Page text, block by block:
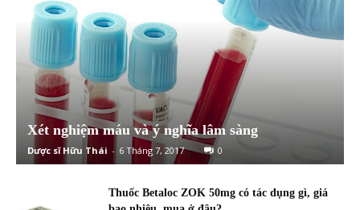
Xét nghiệm máu và ý nghĩa lâm sàng
Dược sĩ Hữu Thái - 6 Tháng 7, 2017 0
Thuốc Betaloc ZOK 50mg có tác dụng gì, giá